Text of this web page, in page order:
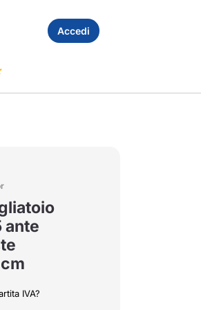
Accedi
ante
IVA?